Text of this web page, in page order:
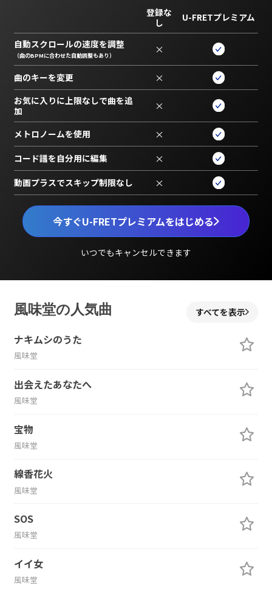
今すぐU-FRETプレミアムをはじめる
いつでもキャンセルできます
登録な
し
U-FRETプレミアム
自動スクロールの速度を調整
（曲のBPMに合わせた自動調整もあり） ×
曲のキーを変更 ×
お気に入りに上限なしで曲を追
加
×
メトロノームを使用 ×
コード譜を自分用に編集 ×
動画プラスでスキップ制限なし ×
風味堂の人気曲 すべてを表示
ナキムシのうた
風味堂
出会えたあなたへ
風味堂
宝物
風味堂
線香花火
風味堂
SOS
風味堂
イイ女
風味堂